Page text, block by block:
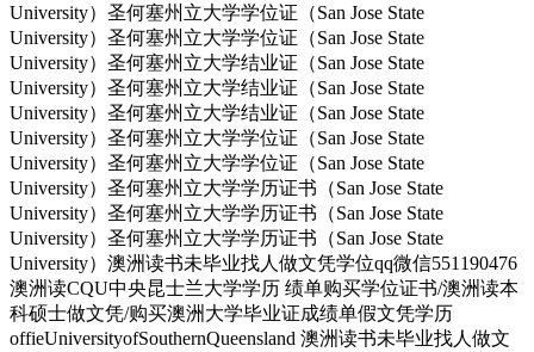
University）圣何塞州立大学学位证（San Jose State
University）圣何塞州立大学学位证（San Jose State
University）圣何塞州立大学结业证（San Jose State
University）圣何塞州立大学结业证（San Jose State
University）圣何塞州立大学结业证（San Jose State
University）圣何塞州立大学学位证（San Jose State
University）圣何塞州立大学学位证（San Jose State
University）圣何塞州立大学学历证书（San Jose State
University）圣何塞州立大学学历证书（San Jose State
University）圣何塞州立大学学历证书（San Jose State
University）澳洲读书未毕业找人做文凭学位qq微信551190476
澳洲读CQU中央昆士兰大学学历 绩单购买学位证书/澳洲读本
科硕士做文凭/购买澳洲大学毕业证成绩单假文凭学历
offieUniversityofSouthernQueensland 澳洲读书未毕业找人做文